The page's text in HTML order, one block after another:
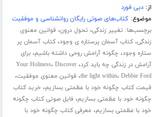
از:دبی فورد
موضوع:کتاب‌های صوتی رایگان روانشناسی و موفقیت
برچسب‌ها: تغییر زندگی، تحول درون، قوانین معنوی
زندگی،کتاب آسمان پرستاره ی وجود،کتاب آسمان پر
ستاره وجود، چگونه آرامش روحی داشته باشیم،برای
آرامش در زندگی چه باید کرد، Your Holiness، Discover
the light within، Debbie Ford ، قوانین معنوی موفقیت،
قیمت کتاب چگونه خود با عظمتی بسازیم، خرید کتاب
چگونه خود با عظمتی بسازیم، فایل صوتی کتاب چگونه
خود با عظمتی بسازیم، معرفی کتاب چگونه خود با